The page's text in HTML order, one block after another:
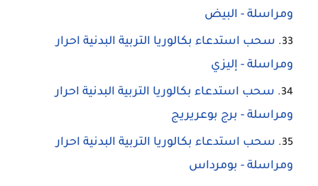
ومراسلة - البيض
سحب استدعاء بكالوريا التربية البدنية احرار
ومراسلة - إليزي
سحب استدعاء بكالوريا التربية البدنية احرار
ومراسلة - برج بوعريريج
سحب استدعاء بكالوريا التربية البدنية احرار
ومراسلة - بومرداس